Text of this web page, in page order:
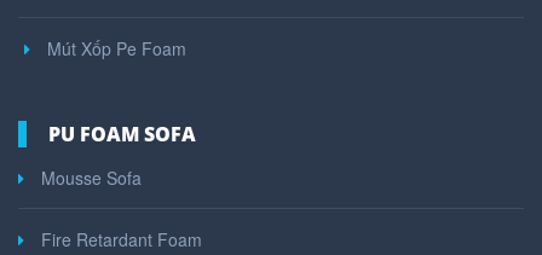
Mút Xốp Pe Foam
PU FOAM SOFA
Mousse Sofa
Fire Retardant Foam